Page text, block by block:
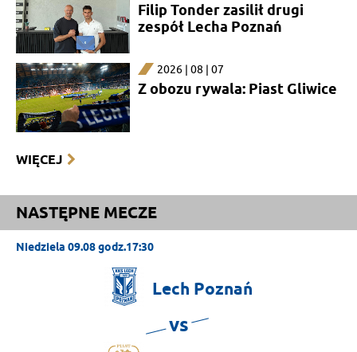
Filip Tonder zasilił drugi
zespół Lecha Poznań
2026 | 08 | 07
Z obozu rywala: Piast Gliwice
WIĘCEJ
NASTĘPNE MECZE
Niedziela 09.08 godz.17:30
Lech Poznań
vs